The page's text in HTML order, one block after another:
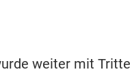
weiter mit